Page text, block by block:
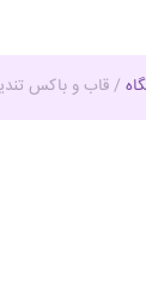
/قاب و باکس